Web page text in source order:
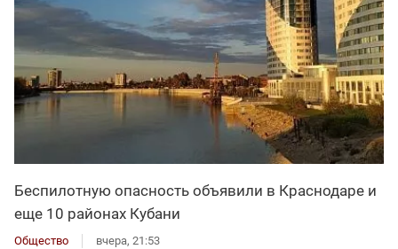
Беспилотную опасность объявили в Краснодаре и
еще 10 районах Кубани
Общество вчера, 21:53